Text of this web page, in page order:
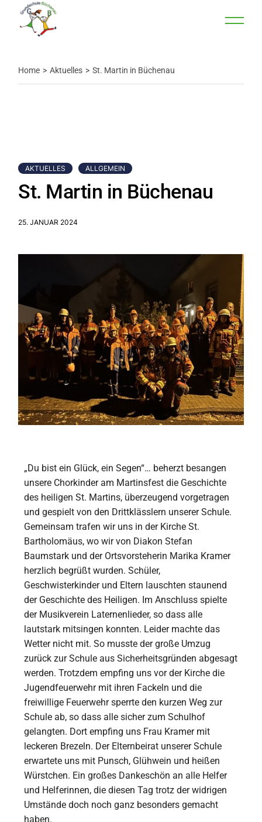
Home Aktuelles St. Martin in Büchenau
AKTUELLES ALLGEMEIN
St. Martin in Büchenau
25. JANUAR 2024
„Du bist ein Glück, ein Segen“… beherzt besangen
unsere Chorkinder am Martinsfest die Geschichte
des heiligen St. Martins, überzeugend vorgetragen
und gespielt von den Drittklässlern unserer Schule.
Gemeinsam trafen wir uns in der Kirche St.
Bartholomäus, wo wir von Diakon Stefan
Baumstark und der Ortsvorsteherin Marika Kramer
herzlich begrüßt wurden. Schüler,
Geschwisterkinder und Eltern lauschten staunend
der Geschichte des Heiligen. Im Anschluss spielte
der Musikverein Laternenlieder, so dass alle
lautstark mitsingen konnten. Leider machte das
Wetter nicht mit. So musste der große Umzug
zurück zur Schule aus Sicherheitsgründen abgesagt
werden. Trotzdem empfing uns vor der Kirche die
Jugendfeuerwehr mit ihren Fackeln und die
freiwillige Feuerwehr sperrte den kurzen Weg zur
Schule ab, so dass alle sicher zum Schulhof
gelangten. Dort empfing uns Frau Kramer mit
leckeren Brezeln. Der Elternbeirat unserer Schule
erwartete uns mit Punsch, Glühwein und heißen
Würstchen. Ein großes Dankeschön an alle Helfer
und Helferinnen, die diesen Tag trotz der widrigen
Umstände doch noch ganz besonders gemacht
haben.